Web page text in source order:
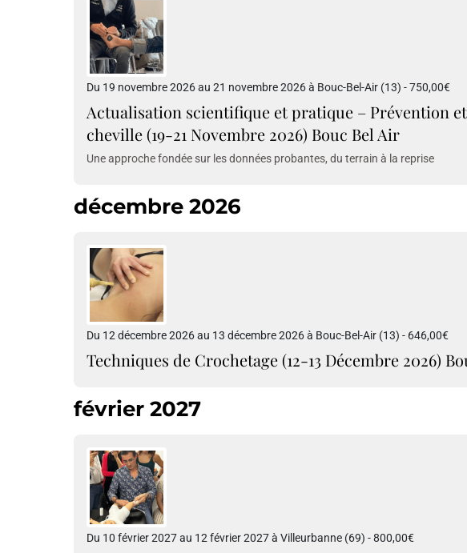
Du 19 novembre 2026 au 21 novembre 2026 à Bouc-Bel-Air (13) - 750,00€
Actualisation scientifique et pratique – Prévention
cheville (19-21 Novembre 2026) Bouc Bel Air
Une approche fondée sur les données probantes, du terrain à la reprise
décembre 2026
Du 12 décembre 2026 au 13 décembre 2026 à Bouc-Bel-Air (13) - 646,00€
Techniques de Crochetage (12-13 Décembre 2026)
février 2027
Du 10 février 2027 au 12 février 2027 à Villeurbanne (69) - 800,00€